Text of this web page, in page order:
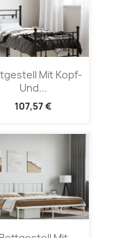
Mit Kopf-
Und...
107,57 €